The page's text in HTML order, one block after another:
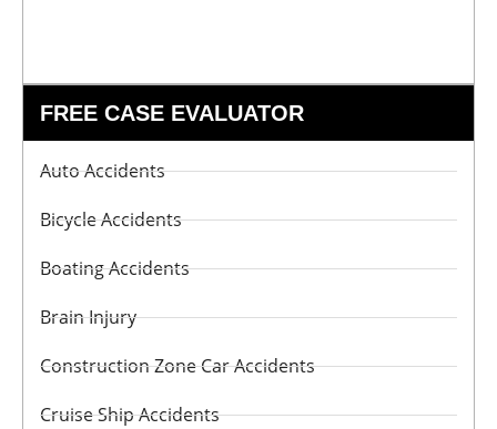
FREE CASE EVALUATOR
Auto Accidents
Bicycle Accidents
Boating Accidents
Brain Injury
Construction Zone Car Accidents
Cruise Ship Accidents